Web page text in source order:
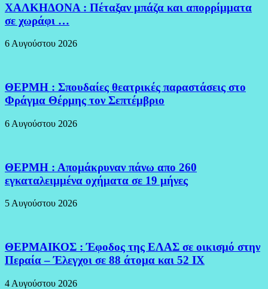
ΧΑΛΚΗΔΟΝΑ : Πέταξαν μπάζα και απορρίμματα
σε χωράφι …
6 Αυγούστου 2026
ΘΕΡΜΗ : Σπουδαίες θεατρικές παραστάσεις στο
Φράγμα Θέρμης τον Σεπτέμβριο
6 Αυγούστου 2026
ΘΕΡΜΗ : Απομάκρυναν πάνω απο 260
εγκαταλειμμένα οχήματα σε 19 μήνες
5 Αυγούστου 2026
ΘΕΡΜΑΙΚΟΣ : Έφοδος της ΕΛΑΣ σε οικισμό στην
Περαία – Έλεγχοι σε 88 άτομα και 52 ΙΧ
4 Αυγούστου 2026